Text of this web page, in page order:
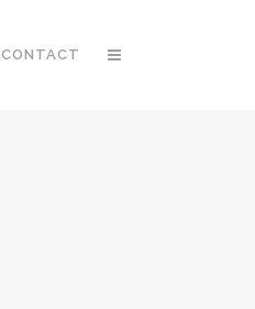
CONTACT